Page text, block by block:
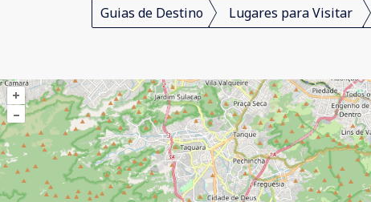
Guias de Destino Lugares para Visitar
+
–